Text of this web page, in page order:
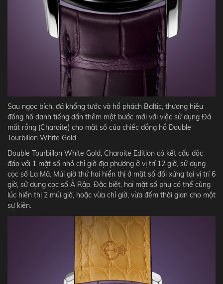
Sau ngọc bích, đá khổng tước và hổ phách Baltic, thương hiệu
đồng hồ danh tiếng dấn thêm một bước mới với việc sử dụng Đá
mắt rồng (Charoite) cho mặt số của chiếc đồng hồ Double
Tourbillon White Gold.
Double Tourbillon White Gold, Charoite Edition có kết cấu độc
đáo với 1 mặt số nhỏ chỉ giờ địa phương ở vị trí 12 giờ, sử dụng
cọc số La Mã. Múi giờ thứ hai hiển thị ở mặt số đối xứng tại vị trí 6
giờ, sử dụng cọc số Ả Rập. Đặc biệt, hai mặt số phụ có thể cùng
lúc hiển thị 2 múi giờ, hoặc vừa chỉ giờ, vừa đếm thời gian cho một
sự kiện.